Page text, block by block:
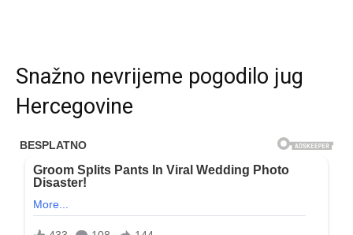
Snažno nevrijeme pogodilo jug
Hercegovine